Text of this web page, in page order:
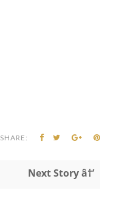
SHARE:
Next Story â†’